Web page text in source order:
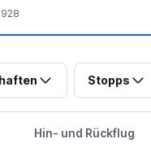
Stopps
Hin- und Rückflug